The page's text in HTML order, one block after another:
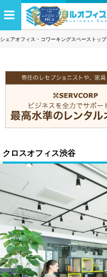
シェアオフィス・コワーキングスペーストップ
クロスオフィス渋谷